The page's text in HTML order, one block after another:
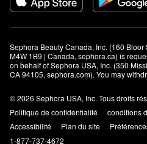
Sephora Beauty Canada, Inc. (160 Bloor
M4W 1B9 | Canada, sephora.ca) is
on behalf of Sephora USA, Inc. (350
CA 94105, sephora.com). You may
© 2026 Sephora USA, Inc. Tous droits
Politique de confidentialité
conditions
Accessibilité
Plan du site
1-877-737-4672